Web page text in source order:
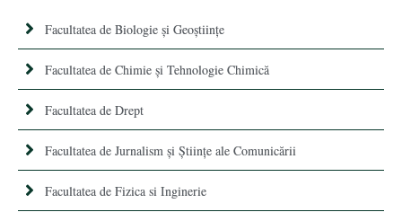
Facultatea de Biologie și Geoștiințe
Facultatea de Chimie şi Tehnologie Chimică
Facultatea de Drept
Facultatea de Jurnalism şi Ştiinţe ale Comunicării
Facultatea de Fizica si Inginerie